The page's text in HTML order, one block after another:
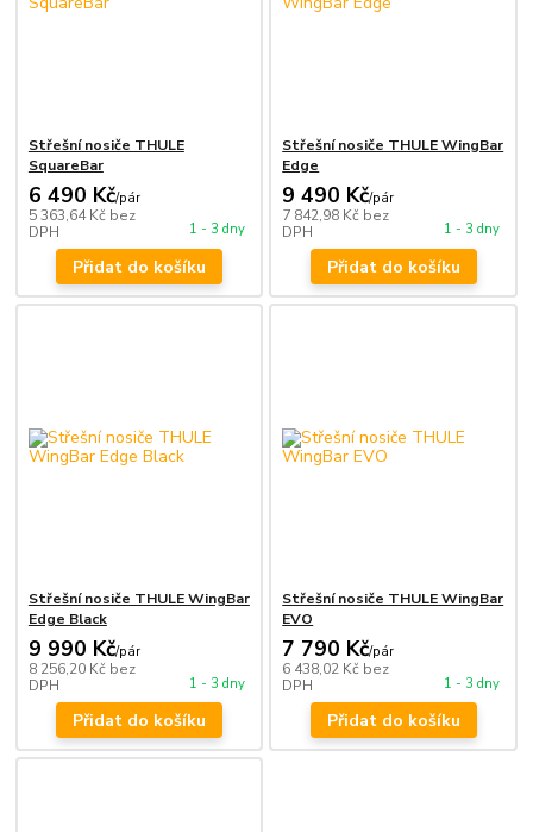
Střešní nosiče THULE
SquareBar
6 490 Kč/pár
5 363,64 Kč bez
DPH
1 - 3 dny
Přidat do košíku
Střešní nosiče THULE WingBar
Edge
9 490 Kč/pár
7 842,98 Kč bez
DPH
1 - 3 dny
Přidat do košíku
Střešní nosiče THULE WingBar
Edge Black
9 990 Kč/pár
8 256,20 Kč bez
DPH
1 - 3 dny
Přidat do košíku
Střešní nosiče THULE WingBar
EVO
7 790 Kč/pár
6 438,02 Kč bez
DPH
1 - 3 dny
Přidat do košíku